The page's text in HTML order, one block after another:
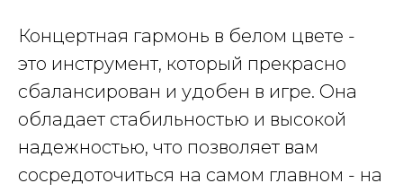
Концертная гармонь в белом цвете -
это инструмент, который прекрасно
сбалансирован и удобен в игре. Она
обладает стабильностью и высокой
надежностью, что позволяет вам
сосредоточиться на самом главном - на